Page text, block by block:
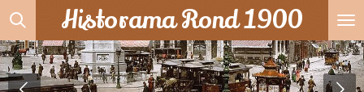
Ga
direct
naar
de
Historama Rond 1900